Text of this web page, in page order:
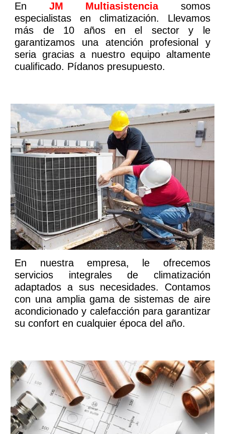
En JM Multiasistenciasomos
especialistas en climatización. Llevamos
más de 10 años en el sector y le
garantizamos una atención profesional y
seria gracias a nuestro equipo altamente
cualificado. Pídanos presupuesto.
En nuestra empresa, le ofrecemos
servicios integrales de climatización
adaptados a sus necesidades. Contamos
con una amplia gama de sistemas de aire
acondicionado y calefacción para garantizar
su confort en cualquier época del año.